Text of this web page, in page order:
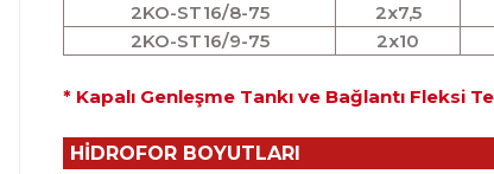
2KO-ST16/8-75
2x7,5
2KO-ST16/9-75
2x10
* Kapalı Genleşme Tankı ve Bağlantı Fleksi
HİDROFOR BOYUTLARI